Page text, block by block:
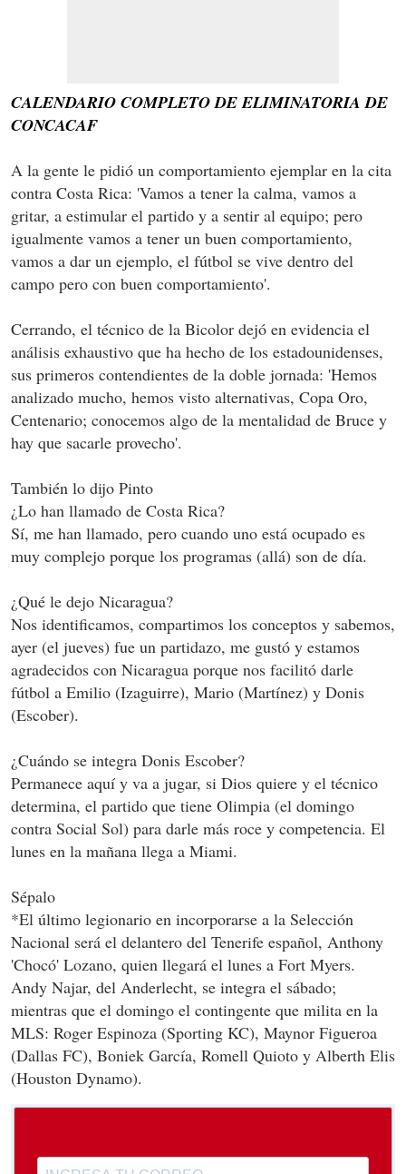
CALENDARIO COMPLETO DE ELIMINATORIA DE
CONCACAF
A la gente le pidió un comportamiento ejemplar en la cita
contra Costa Rica: 'Vamos a tener la calma, vamos a
gritar, a estimular el partido y a sentir al equipo; pero
igualmente vamos a tener un buen comportamiento,
vamos a dar un ejemplo, el fútbol se vive dentro del
campo pero con buen comportamiento'.
Cerrando, el técnico de la Bicolor dejó en evidencia el
análisis exhaustivo que ha hecho de los estadounidenses,
sus primeros contendientes de la doble jornada: 'Hemos
analizado mucho, hemos visto alternativas, Copa Oro,
Centenario; conocemos algo de la mentalidad de Bruce y
hay que sacarle provecho'.
También lo dijo Pinto
¿Lo han llamado de Costa Rica?
Sí, me han llamado, pero cuando uno está ocupado es
muy complejo porque los programas (allá) son de día.
¿Qué le dejo Nicaragua?
Nos identificamos, compartimos los conceptos y sabemos,
ayer (el jueves) fue un partidazo, me gustó y estamos
agradecidos con Nicaragua porque nos facilitó darle
fútbol a Emilio (Izaguirre), Mario (Martínez) y Donis
(Escober).
¿Cuándo se integra Donis Escober?
Permanece aquí y va a jugar, si Dios quiere y el técnico
determina, el partido que tiene Olimpia (el domingo
contra Social Sol) para darle más roce y competencia. El
lunes en la mañana llega a Miami.
Sépalo
*El último legionario en incorporarse a la Selección
Nacional será el delantero del Tenerife español, Anthony
'Chocó' Lozano, quien llegará el lunes a Fort Myers.
Andy Najar, del Anderlecht, se integra el sábado;
mientras que el domingo el contingente que milita en la
MLS: Roger Espinoza (Sporting KC), Maynor Figueroa
(Dallas FC), Boniek García, Romell Quioto y Alberth Elis
(Houston Dynamo).